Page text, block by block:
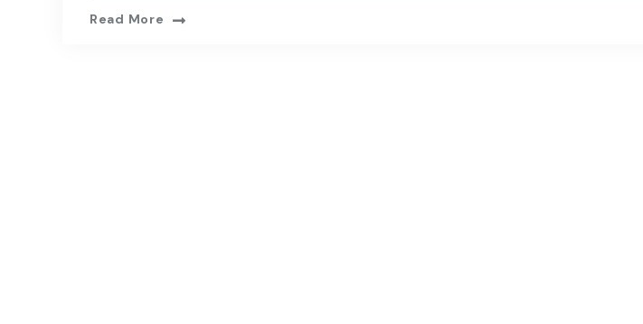
Read More